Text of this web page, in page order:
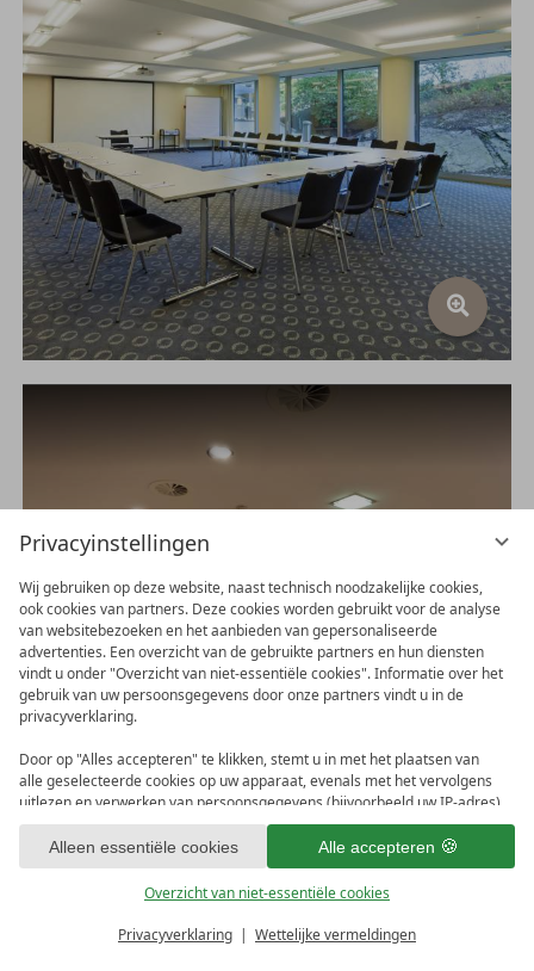
Privacyinstellingen
Wij gebruiken op deze website, naast technisch noodzakelijke cookies,
ook cookies van partners. Deze cookies worden gebruikt voor de analyse
van websitebezoeken en het aanbieden van gepersonaliseerde
advertenties. Een overzicht van de gebruikte partners en hun diensten
vindt u onder "Overzicht van niet-essentiële cookies". Informatie over het
gebruik van uw persoonsgegevens door onze partners vindt u in de
privacyverklaring.
Door op "Alles accepteren" te klikken, stemt u in met het plaatsen van
alle geselecteerde cookies op uw apparaat, evenals met het vervolgens
uitlezen en verwerken van persoonsgegevens (bijvoorbeeld uw IP-adres)
door ons en onze partners. Als u hiermee niet akkoord gaat, klik dan op
"Alleen essentiële cookies". U kunt een individuele selectie maken onder
"Overzicht van niet-essentiële cookies". U kunt uw keuzes op elk moment
bekijken en aanpassen in de voettekst van deze website of in de
Alle accepteren
Alleen essentiële cookies
Overzicht van niet-essentiële cookies
Privacyverklaring Wettelijke vermeldingen